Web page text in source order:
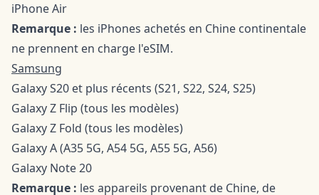
iPhone Air
Remarque : les iPhones achetés en Chine continentale
ne prennent en charge l'eSIM.
Samsung
Galaxy S20 et plus récents (S21, S22, S24, S25)
Galaxy Z Flip (tous les modèles)
Galaxy Z Fold (tous les modèles)
Galaxy A (A35 5G, A54 5G, A55 5G, A56)
Galaxy Note 20
Remarque : les appareils provenant de Chine, de